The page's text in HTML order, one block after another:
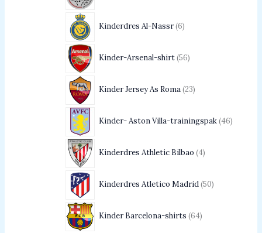
Kinderdres Al-Nassr 6
Kinder-Arsenal-shirt 56
Kinder Jersey As Roma 23
Kinder- Aston Villa-trainingspak 46
Kinderdres Athletic Bilbao 4
Kinderdres Atletico Madrid 50
Kinder Barcelona-shirts 64